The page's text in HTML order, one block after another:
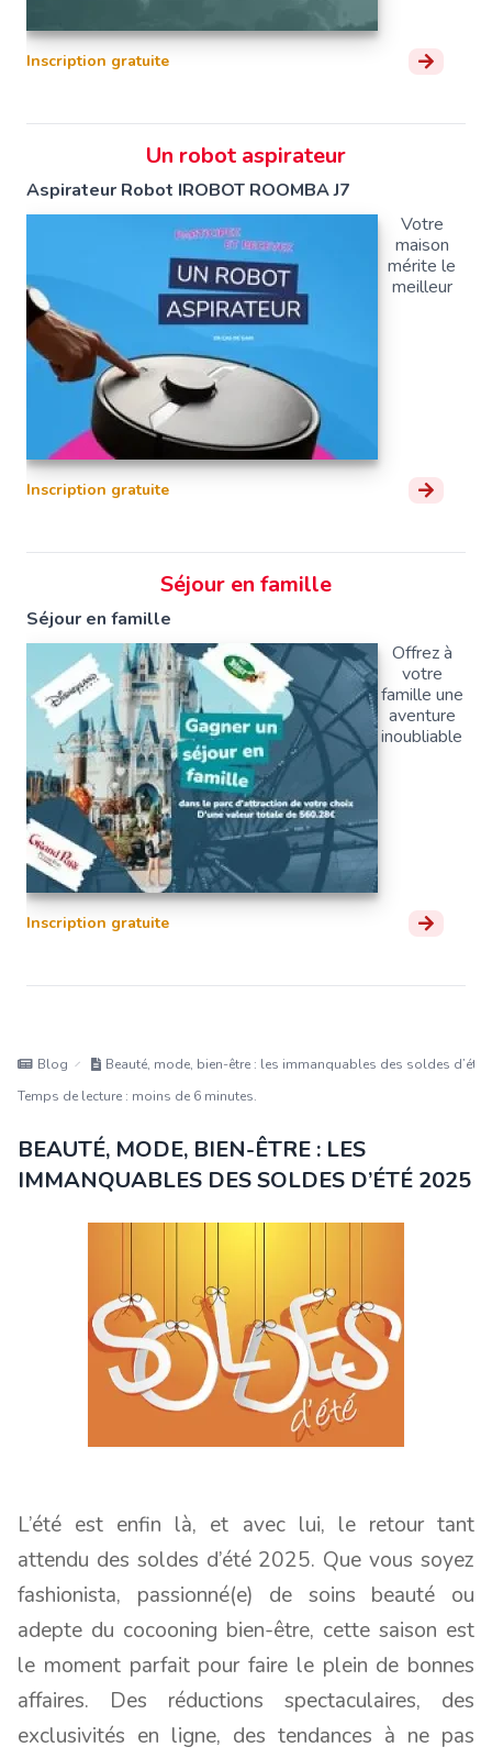
Blog
Beauté, mode, bien-être : les immanquables des soldes d’été
Temps de lecture : moins de 6 minutes.
BEAUTÉ, MODE, BIEN-ÊTRE : LES
IMMANQUABLES DES SOLDES D’ÉTÉ 2025
L’été est enfin là, et avec lui, le retour tant
attendu des soldes d’été 2025. Que vous soyez
fashionista, passionné(e) de soins beauté ou
adepte du cocooning bien-être, cette saison est
le moment parfait pour faire le plein de bonnes
affaires. Des réductions spectaculaires, des
exclusivités en ligne, des tendances à ne pas
Inscription gratuite
Un robot aspirateur
Aspirateur Robot IROBOT ROOMBA J7
Votre
maison
mérite le
meilleur
Inscription gratuite
Séjour en famille
Séjour en famille
Offrez à
votre
famille une
aventure
inoubliable
Inscription gratuite